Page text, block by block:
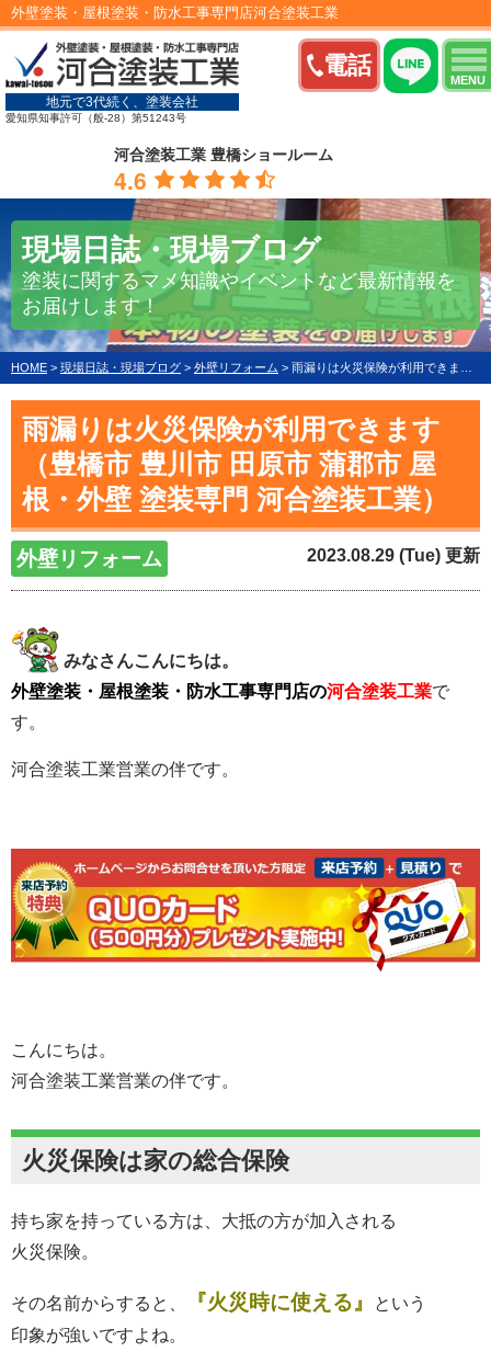
電話
MENU
外壁塗装・屋根塗装・防水工事専門店河合塗装工業
地元で3代続く、塗装会社
愛知県知事許可（般-28）第51243号
河合塗装工業 豊橋ショールーム
4.6
現場日誌・現場ブログ
塗装に関するマメ知識やイベントなど最新情報を
お届けします！
HOME > 現場日誌・現場ブログ > 外壁リフォーム > 雨漏りは火災保険が利用できます（豊橋市 豊川市 田原市 蒲郡市 屋根・外壁 塗装専門 河合塗装工業）
雨漏りは火災保険が利用できます
（豊橋市 豊川市 田原市 蒲郡市 屋
根・外壁 塗装専門 河合塗装工業）
外壁リフォーム 2023.08.29 (Tue) 更新
みなさんこんにちは。
外壁塗装・屋根塗装・防水工事専門店の河合塗装工業で
す。
河合塗装工業営業の伴です。
こんにちは。
河合塗装工業営業の伴です。
火災保険は家の総合保険
持ち家を持っている方は、大抵の方が加入される
火災保険。
その名前からすると、 『火災時に使える』
という
印象が強いですよね。